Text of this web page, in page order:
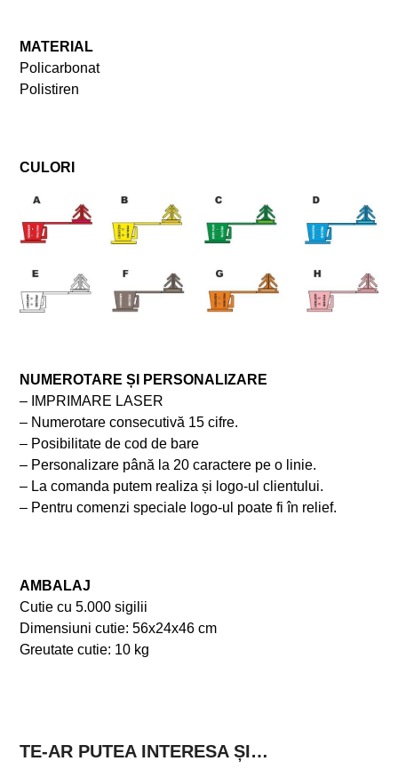
MATERIAL
Policarbonat
Polistiren
CULORI
NUMEROTARE ȘI PERSONALIZARE
– IMPRIMARE LASER
– Numerotare consecutivă 15 cifre.
– Posibilitate de cod de bare
– Personalizare până la 20 caractere pe o linie.
– La comanda putem realiza și logo-ul clientului.
– Pentru comenzi speciale logo-ul poate fi în relief.
AMBALAJ
Cutie cu 5.000 sigilii
Dimensiuni cutie: 56x24x46 cm
Greutate cutie: 10 kg
TE-AR PUTEA INTERESA ȘI…